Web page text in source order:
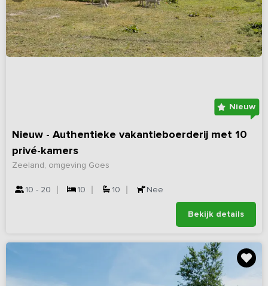
Nieuw
Nieuw - Authentieke vakantieboerderij met 10
privé-kamers
Zeeland, omgeving Goes
10 - 20 10 10 Nee
Bekijk details